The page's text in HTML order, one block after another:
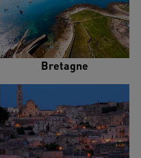
Bretagne